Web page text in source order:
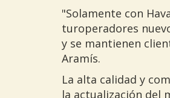
"Solamente con
turoperadores
y se mantienen
Aramís.
La alta calidad y
la actualización del